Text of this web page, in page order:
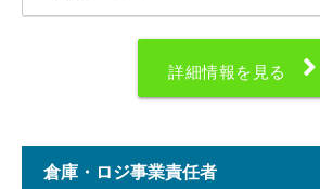
詳細情報を見る
倉庫・ロジ事業責任者